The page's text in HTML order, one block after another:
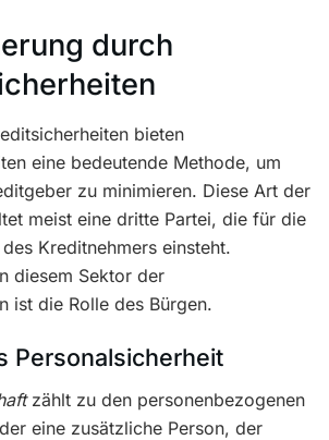
durch
bieten
eine bedeutende Methode, um
zu minimieren. Diese Art der
meist eine dritte Partei, die für die
Kreditnehmers einsteht.
diesem Sektor der
ist die Rolle des Bürgen.
Personalsicherheit
zählt zu den personenbezogenen
eine zusätzliche Person, der